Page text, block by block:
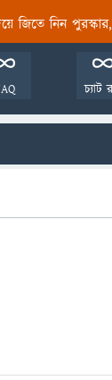
জিতে নিন পুরস্কার,
চ্যাট